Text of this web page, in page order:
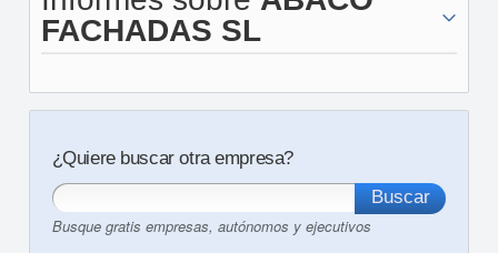
FACHADAS SL
¿Quiere buscar otra empresa?
Busque gratis empresas, autónomos y ejecutivos